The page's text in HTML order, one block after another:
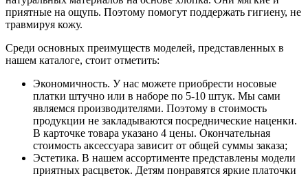
приятные на ощупь. Поэтому помогут поддержать гигиену, не
травмируя кожу.
Среди основных преимуществ моделей, представленных в
нашем каталоге, стоит отметить:
Экономичность. У нас можете приобрести носовые
платки штучно или в наборе по 5-10 штук. Мы сами
являемся производителями. Поэтому в стоимость
продукции не закладываются посреднические наценки.
В карточке товара указано 4 цены. Окончательная
стоимость аксессуара зависит от общей суммы заказа;
Эстетика. В нашем ассортименте представлены модели
приятных расцветок. Детям понравятся яркие платочки